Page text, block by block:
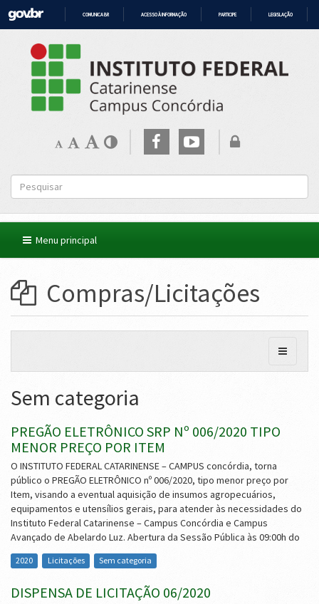
CONTEÚDO
COMUNICA BR ACESSO À INFORMAÇÃO PARTICIPE LEGISLAÇÃO
Menu principal
Compras/Licitações
Sem categoria
PREGÃO ELETRÔNICO SRP Nº 006/2020 TIPO
MENOR PREÇO POR ITEM
O INSTITUTO FEDERAL CATARINENSE – CAMPUS concórdia, torna
público o PREGÃO ELETRÔNICO nº 006/2020, tipo menor preço por
Item, visando a eventual aquisição de insumos agropecuários,
equipamentos e utensílios gerais, para atender às necessidades do
Instituto Federal Catarinense – Campus Concórdia e Campus
Avançado de Abelardo Luz. Abertura da Sessão Pública às 09:00h do
2020 Licitações Sem categoria
DISPENSA DE LICITAÇÃO 06/2020